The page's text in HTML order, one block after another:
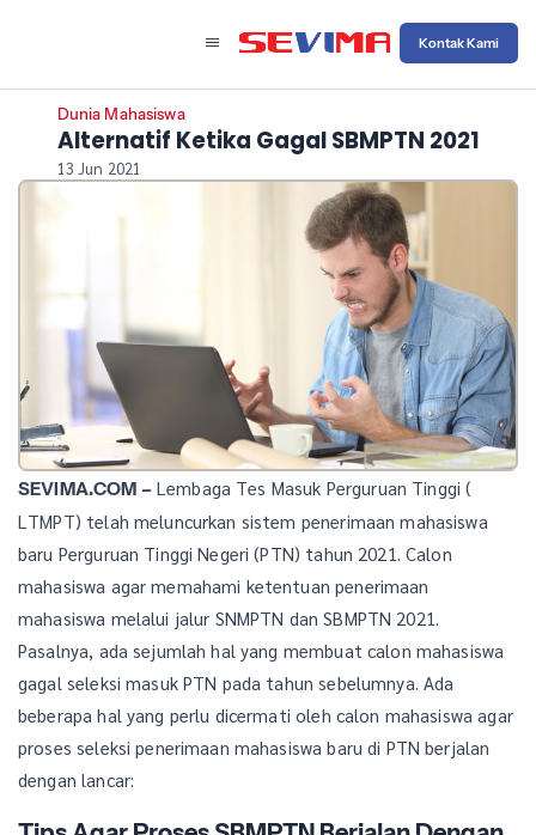
Kontak Kami
Dunia Mahasiswa
Alternatif Ketika Gagal SBMPTN 2021
13 Jun 2021
SEVIMA.COM –Lembaga Tes Masuk Perguruan Tinggi (
LTMPT) telah meluncurkan sistem penerimaan mahasiswa
baru Perguruan Tinggi Negeri (PTN) tahun 2021. Calon
mahasiswa agar memahami ketentuan penerimaan
mahasiswa melalui jalur SNMPTN dan SBMPTN 2021.
Pasalnya, ada sejumlah hal yang membuat calon mahasiswa
gagal seleksi masuk PTN pada tahun sebelumnya. Ada
beberapa hal yang perlu dicermati oleh calon mahasiswa agar
proses seleksi penerimaan mahasiswa baru di PTN berjalan
dengan lancar: